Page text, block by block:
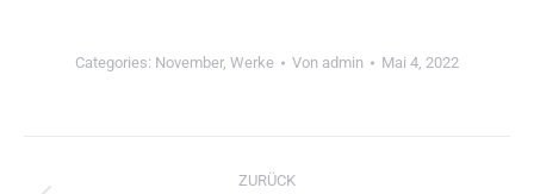
Categories: November, Werke Von admin Mai 4, 2022
ZURÜCK